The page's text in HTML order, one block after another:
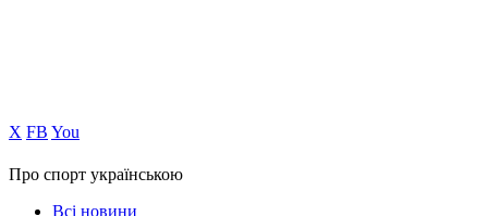
Х FB You
Про спорт українською
Всі новини